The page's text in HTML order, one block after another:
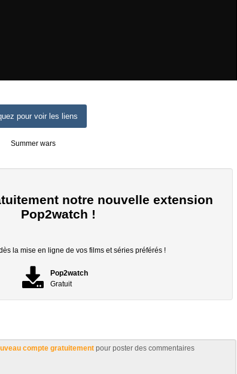
pour voir les liens
Summer wars
notre nouvelle extension
Pop2watch !
la mise en ligne de vos films et séries préférés !
Pop2watch
Gratuit
compte gratuitement pour poster des commentaires